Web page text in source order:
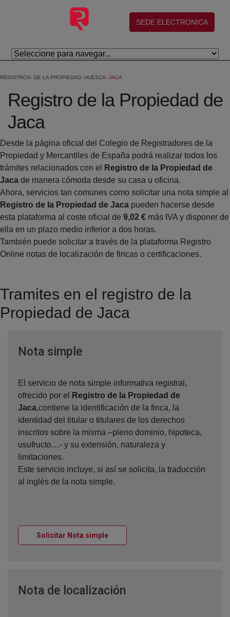
Saltar al contenido principal
(abre en nueva ventana)
SEDE ELECTRONICA
REGISTROS DE LA PROPIEDAD HUESCA JACA
Registro de la Propiedad de
Jaca
Desde la página oficial del Colegio de Registradores de la
Propiedad y Mercantiles de España podrá realizar todos los
trámites relacionados con el
Registro de la Propiedad de
Jaca de manera cómoda desde su casa u oficina.
Ahora, servicios tan comunes como solicitar una nota simple al
Registro de la Propiedad de Jaca pueden hacerse desde
esta plataforma al coste oficial de 9,02 € más IVA y disponer de
ella en un plazo medio inferior a dos horas.
También puede solicitar a través de la plataforma Registro
Online notas de localización de fincas o certificaciones.
Tramites en el registro de la
Propiedad de Jaca
Nota simpleVentana nueva
El servicio de nota simple informativa registral,
ofrecido por el
Registro de la Propiedad de
Jaca,contiene la identificación de la finca, la
identidad del titular o titulares de los derechos
inscritos sobre la misma –pleno dominio, hipoteca,
usufructo…- y su extensión, naturaleza y
limitaciones.
Este servicio incluye, si así se solicita, la traducción
al inglés de la nota simple.
Solicitar Nota simpleVentana nueva
Nota de localización